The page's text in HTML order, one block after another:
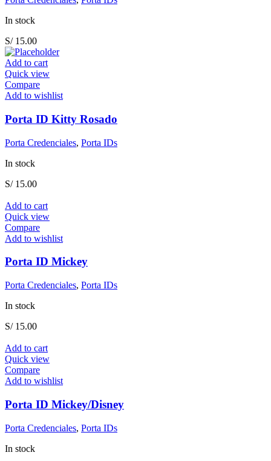
In stock
S/15.00
Add to cart
Quick view
Compare
Add to wishlist
Porta ID Kitty Rosado
Porta Credenciales, Porta IDs
In stock
S/15.00
Add to cart
Quick view
Compare
Add to wishlist
Porta ID Mickey
Porta Credenciales, Porta IDs
In stock
S/15.00
Add to cart
Quick view
Compare
Add to wishlist
Porta ID Mickey/Disney
Porta Credenciales, Porta IDs
In stock